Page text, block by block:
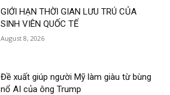
GIỚI HẠN THỜI GIAN LƯU TRÚ CỦA
SINH VIÊN QUỐC TẾ
August 8, 2026
Đề xuất giúp người Mỹ làm giàu từ bùng
nổ AI của ông Trump